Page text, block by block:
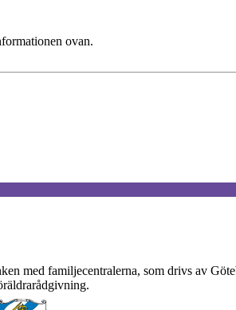
ovan.
med familjecentralerna, som drivs av